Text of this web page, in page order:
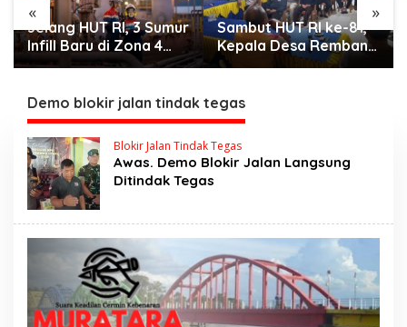
« »
Jelang HUT RI, 3 Sumur
Infill Baru di Zona 4
Dukung Kedaulatan
Sambut HUT RI ke-81,
Kepala Desa Remban
Gelar Rapat Persiapan
Demo blokir jalan tindak tegas
Blokir Jalan Tindak Tegas
Awas. Demo Blokir Jalan Langsung
Ditindak Tegas